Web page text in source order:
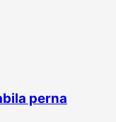
perna